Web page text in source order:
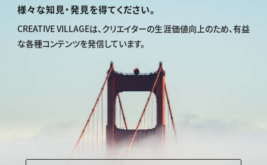
様々な知見・発見を得てください。
CREATIVE VILLAGEは、クリエイターの生涯価値向上のため、有益
な各種コンテンツを発信しています。